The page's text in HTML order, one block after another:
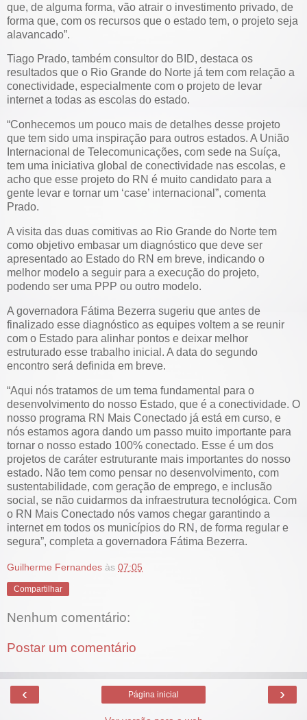
que, de alguma forma, vão atrair o investimento privado, de
forma que, com os recursos que o estado tem, o projeto seja
alavancado”.
Tiago Prado, também consultor do BID, destaca os
resultados que o Rio Grande do Norte já tem com relação a
conectividade, especialmente com o projeto de levar
internet a todas as escolas do estado.
“Conhecemos um pouco mais de detalhes desse projeto
que tem sido uma inspiração para outros estados. A União
Internacional de Telecomunicações, com sede na Suíça,
tem uma iniciativa global de conectividade nas escolas, e
acho que esse projeto do RN é muito candidato para a
gente levar e tornar um ‘case’ internacional”, comenta
Prado.
A visita das duas comitivas ao Rio Grande do Norte tem
como objetivo embasar um diagnóstico que deve ser
apresentado ao Estado do RN em breve, indicando o
melhor modelo a seguir para a execução do projeto,
podendo ser uma PPP ou outro modelo.
A governadora Fátima Bezerra sugeriu que antes de
finalizado esse diagnóstico as equipes voltem a se reunir
com o Estado para alinhar pontos e deixar melhor
estruturado esse trabalho inicial. A data do segundo
encontro será definida em breve.
“Aqui nós tratamos de um tema fundamental para o
desenvolvimento do nosso Estado, que é a conectividade. O
nosso programa RN Mais Conectado já está em curso, e
nós estamos agora dando um passo muito importante para
tornar o nosso estado 100% conectado. Esse é um dos
projetos de caráter estruturante mais importantes do nosso
estado. Não tem como pensar no desenvolvimento, com
sustentabilidade, com geração de emprego, e inclusão
social, se não cuidarmos da infraestrutura tecnológica. Com
o RN Mais Conectado nós vamos chegar garantindo a
internet em todos os municípios do RN, de forma regular e
segura”, completa a governadora Fátima Bezerra.
Guilherme Fernandes às 07:05
Compartilhar
Nenhum comentário:
Postar um comentário
‹ ›
Página inicial